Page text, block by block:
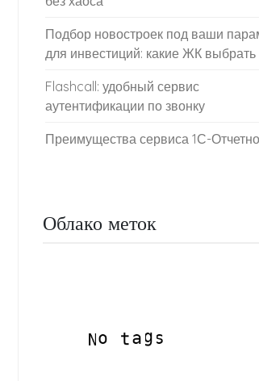
Подбор новостроек под ваши
для инвестиций: какие ЖК выбрать
Flashcall: удобный сервис
аутентификации по звонку
Преимущества сервиса 1С-
Облако меток